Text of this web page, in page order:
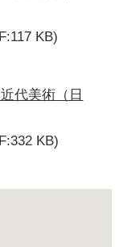
KB)
代美術（日
KB)